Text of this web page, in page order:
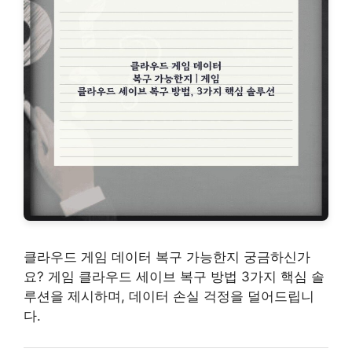
클라우드 게임 데이터 복구 가능한지 궁금하신가
요? 게임 클라우드 세이브 복구 방법 3가지 핵심 솔
루션을 제시하며, 데이터 손실 걱정을 덜어드립니
다.